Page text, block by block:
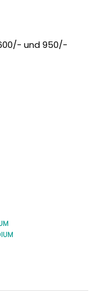
und 950/-